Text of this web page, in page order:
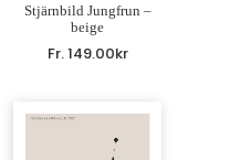
Stjärnbild Jungfrun –
beige
Fr.149.00kr